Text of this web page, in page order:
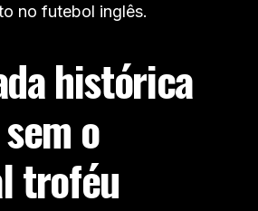
no futebol inglês.
histórica
o
troféu